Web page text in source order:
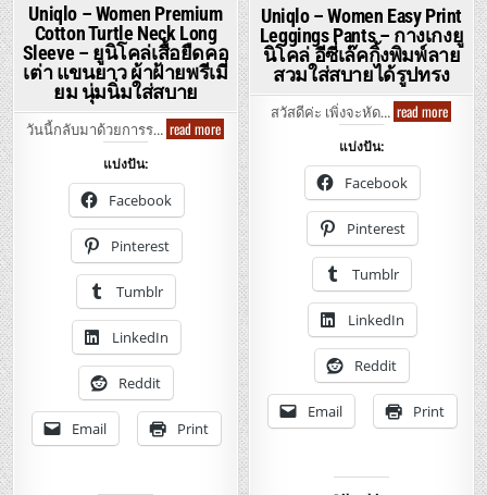
Uniqlo – Women Premium
Cotton Turtle Neck Long
Sleeve – ยูนิโคล่เสื้อยืดคอ
เต่า แขนยาว ผ้าฝ้ายพรีเมี่
ยม นุ่มนิ่มใส่สบาย
วันนี้กลับมาด้วยการร… read moreUniqlo
–
Women
Premium
Cotton
Turtle
Neck
Long
Sleeve
โคล่
เสื้อ
เต่า
แขน
ยาว
ฝ้าย
เมี่
ยม
นุ่ม
นิ่ม
แบ่งปัน:
Facebook
Pinterest
Tumblr
LinkedIn
Reddit
Email Print
Uniqlo – Women Easy Print
Leggings Pants – กางเกงยู
นิโคล่ อีซี่เล๊คกิ้งพิมพ์ลาย
สวมใส่สบายได้รูปทรง
สวัสดีค่ะ เพิ่งจะหัด… read moreUniqlo
–
Women
กางเ
เล๊คกิ้ง
พิมพ์
สบาย
ได้
ทรง
แบ่งปัน:
Facebook
Pinterest
Tumblr
LinkedIn
Reddit
Email Print